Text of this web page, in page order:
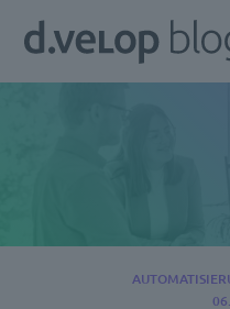
Zum
Inhalt
d.velop